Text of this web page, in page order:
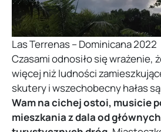
Las Terrenas – Dominicana 2022
Czasami odnosiło się wrażenie,
więcej niż ludności
skutery i wszechobecny hałas
Wam na cichej ostoi, musicie
mieszkania z dala od